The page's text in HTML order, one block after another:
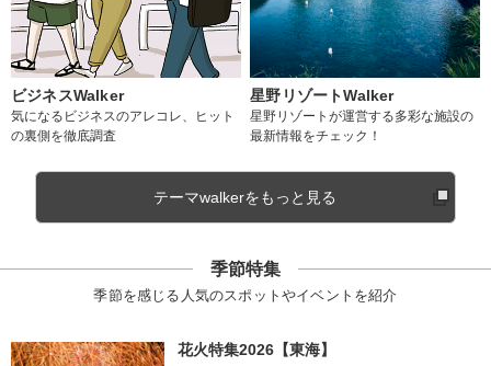
ビジネスWalker
気になるビジネスのアレコレ、ヒット
の裏側を徹底調査
星野リゾートWalker
星野リゾートが運営する多彩な施設の
最新情報をチェック！
テーマwalkerをもっと見る
季節特集
季節を感じる人気のスポットやイベントを紹介
花火特集2026【東海】